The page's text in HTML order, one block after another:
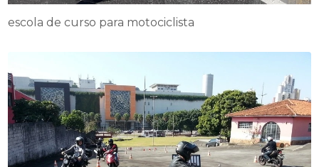
escola de curso para motociclista